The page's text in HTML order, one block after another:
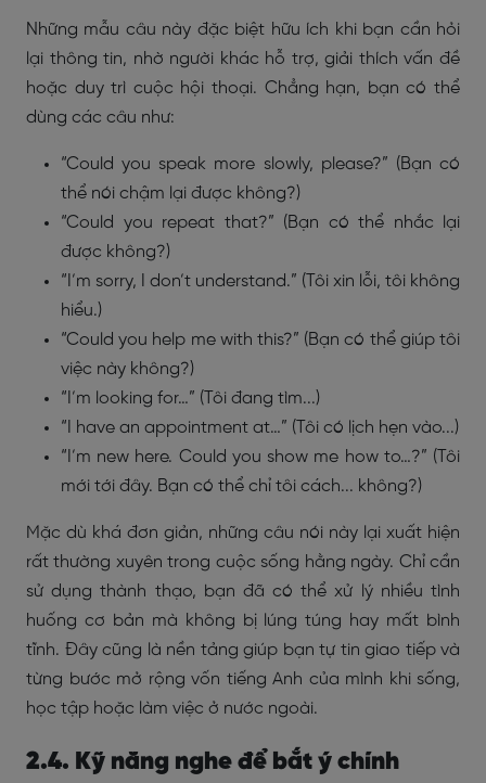
Những mẫu câu này đặc biệt hữu ích khi bạn cần hỏi
lại thông tin, nhờ người khác hỗ trợ, giải thích vấn đề
hoặc duy trì cuộc hội thoại. Chẳng hạn, bạn có thể
dùng các câu như:
“Could you speak more slowly, please?” (Bạn có
thể nói chậm lại được không?)
“Could you repeat that?” (Bạn có thể nhắc lại
được không?)
“I’m sorry, I don’t understand.” (Tôi xin lỗi, tôi không
hiểu.)
“Could you help me with this?” (Bạn có thể giúp tôi
việc này không?)
“I’m looking for…” (Tôi đang tìm...)
“I have an appointment at…” (Tôi có lịch hẹn vào...)
“I’m new here. Could you show me how to…?” (Tôi
mới tới đây. Bạn có thể chỉ tôi cách... không?)
Mặc dù khá đơn giản, những câu nói này lại xuất hiện
rất thường xuyên trong cuộc sống hằng ngày. Chỉ cần
sử dụng thành thạo, bạn đã có thể xử lý nhiều tình
huống cơ bản mà không bị lúng túng hay mất bình
tĩnh. Đây cũng là nền tảng giúp bạn tự tin giao tiếp và
từng bước mở rộng vốn tiếng Anh của mình khi sống,
học tập hoặc làm việc ở nước ngoài.
2.4. Kỹ năng nghe để bắt ý chính